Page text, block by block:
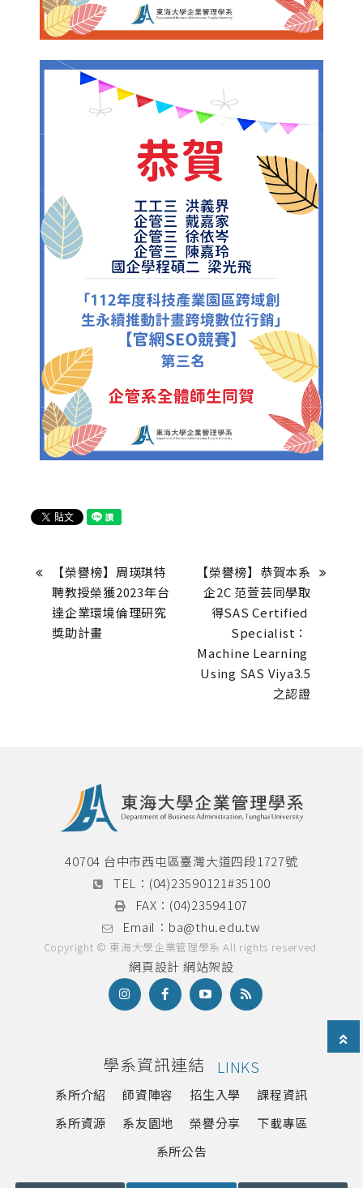
【榮譽榜】周瑛琪特
聘教授榮獲2023年台
達企業環境倫理研究
獎助計畫
【榮譽榜】恭賀本系
企2C 范萱芸同學取
得SAS Certified
Specialist：
Machine Learning
Using SAS Viya3.5
之認證
40704 台中市西屯區臺灣大道四段1727號
TEL： (04)23590121#35100
FAX： (04)23594107
Email： ba@thu.edu.tw
Copyright © 東海大學企業管理學系 All rights reserved.
網頁設計 網站架設
學系資訊連結 LINKS
系所介紹 師資陣容 招生入學
課程資訊
系所資源
系友園地 榮譽分享
下載專區
系所公告